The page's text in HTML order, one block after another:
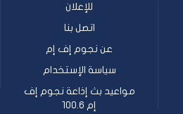
للإعلان
اتصل بنا
عن نجوم إف إم
سياسة الإستخدام
مواعيد بث إذاعة نجوم إف
إم 100.6